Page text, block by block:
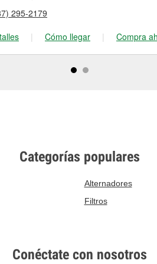
295-2179
| Cómo llegar | Compra
Categorías populares
Alternadores
Filtros
Conéctate con nosotros